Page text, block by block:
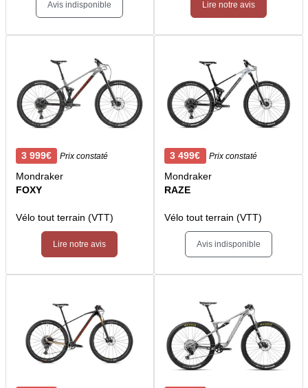
Avis indisponible Lire notre avis
3 999€ Prix constaté
Mondraker
FOXY
Vélo tout terrain (VTT)
Lire notre avis
3 499€ Prix constaté
Mondraker
RAZE
Vélo tout terrain (VTT)
Avis indisponible